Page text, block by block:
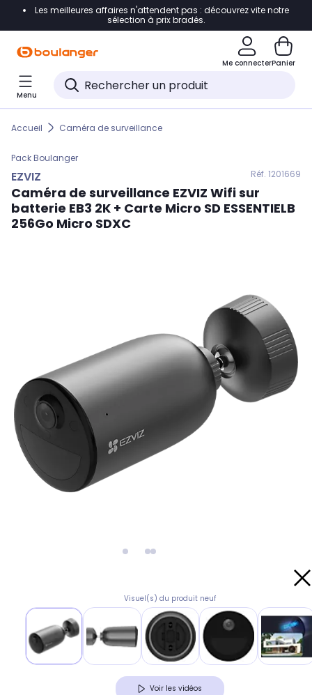
Accéder directement à la navigation
Accéder directement au pied de page
Accéder directement au chatbot
Les meilleures affaires n'attendent pas : découvrez vite notre
sélection à prix bradés.
Me connecterPanier
Menu
Accueil Caméra de surveillance
PackBoulanger
EZVIZ Réf. 1201669
Caméra de surveillance EZVIZ Wifi sur
batterie EB3 2K + Carte Micro SD ESSENTIELB
256Go Micro SDXC
Visuel(s) du produit neuf
Voir les vidéos